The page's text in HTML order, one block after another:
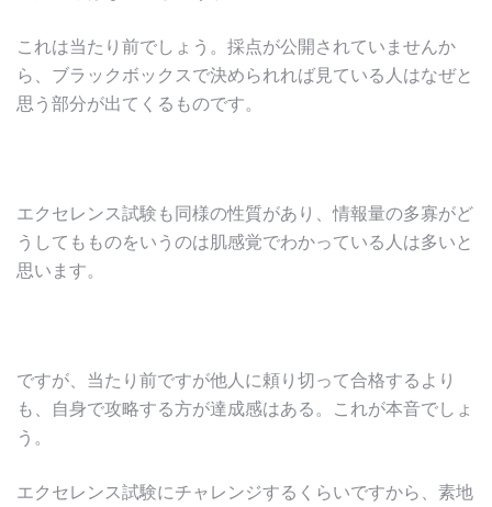
これは当たり前でしょう。採点が公開されていませんか
ら、ブラックボックスで決められれば見ている人はなぜと
思う部分が出てくるものです。
エクセレンス試験も同様の性質があり、情報量の多寡がど
うしてもものをいうのは肌感覚でわかっている人は多いと
思います。
ですが、当たり前ですが他人に頼り切って合格するより
も、自身で攻略する方が達成感はある。これが本音でしょ
う。
エクセレンス試験にチャレンジするくらいですから、素地